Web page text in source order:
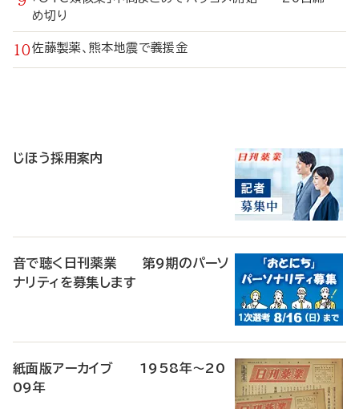
め切り
佐藤製薬、熊本地震で義援金
じほう採用案内
音で聴く日刊薬業 第9期のパーソ
ナリティを募集します
紙面版アーカイブ 1958年～20
09年